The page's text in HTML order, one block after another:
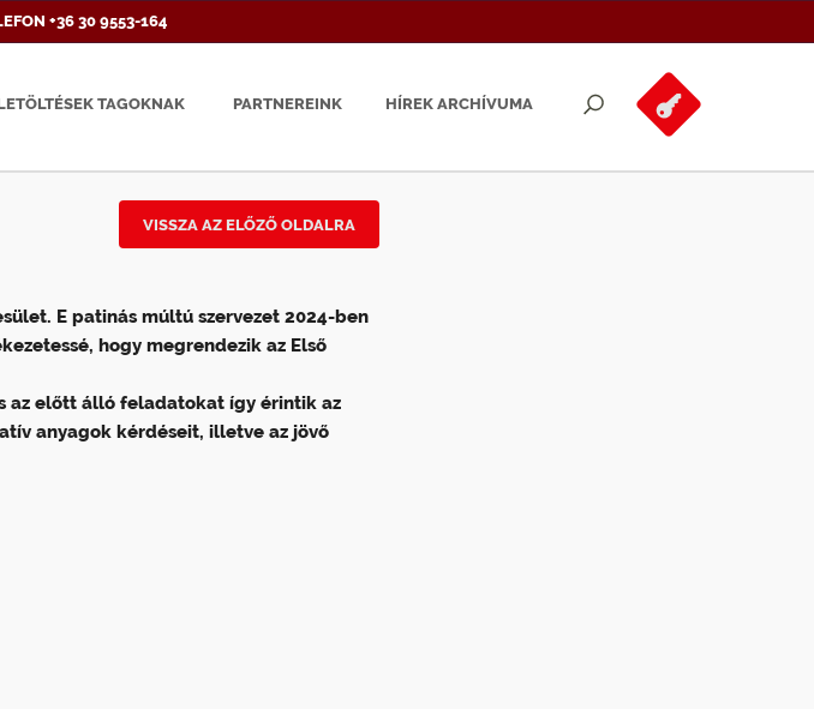
+36 30 9553-164
TAGOKNAK PARTNEREINK HÍREK ARCHÍVUMA
VISSZA AZ ELŐZŐ OLDALRA
E patinás múltú szervezet 2024-ben
hogy megrendezik az Első
az előtt álló feladatokat így érintik az
anyagok kérdéseit, illetve az jövő